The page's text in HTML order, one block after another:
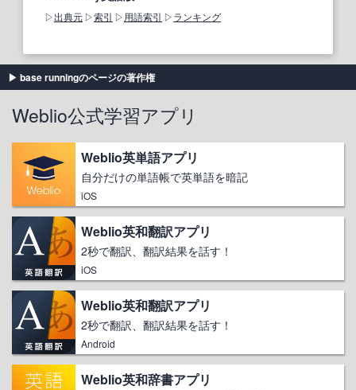
出典元 索引 用語索引 ランキング
base runningのページの著作権
Weblio公式学習アプリ
Weblio英単語アプリ
自分だけの単語帳で英単語を暗記
iOS
Weblio英和翻訳アプリ
2秒で翻訳、翻訳結果を話す！
iOS
Weblio英和翻訳アプリ
2秒で翻訳、翻訳結果を話す！
Android
Weblio英和辞書アプリ